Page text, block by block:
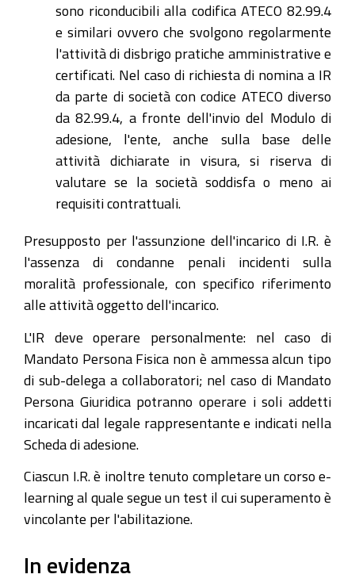
sono riconducibili alla codifica ATECO 82.99.4
e similari ovvero che svolgono regolarmente
l'attività di disbrigo pratiche amministrative e
certificati. Nel caso di richiesta di nomina a IR
da parte di società con codice ATECO diverso
da 82.99.4, a fronte dell'invio del Modulo di
adesione, l'ente, anche sulla base delle
attività dichiarate in visura, si riserva di
valutare se la società soddisfa o meno ai
requisiti contrattuali.
Presupposto per l'assunzione dell'incarico di I.R. è
l'assenza di condanne penali incidenti sulla
moralità professionale, con specifico riferimento
alle attività oggetto dell'incarico.
L'IR deve operare personalmente: nel caso di
Mandato Persona Fisica non è ammessa alcun tipo
di sub-delega a collaboratori; nel caso di Mandato
Persona Giuridica potranno operare i soli addetti
incaricati dal legale rappresentante e indicati nella
Scheda di adesione.
Ciascun I.R. è inoltre tenuto completare un corso e-
learning al quale segue un test il cui superamento è
vincolante per l'abilitazione.
In evidenza